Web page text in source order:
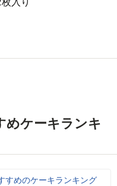
めケーキランキ
すめのケーキランキング